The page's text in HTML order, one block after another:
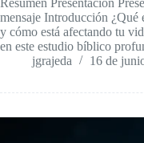
Resumen Presentación
mensaje Introducción ¿Qué
y cómo está afectando tu
en este estudio bíblico
jgrajeda
16 de